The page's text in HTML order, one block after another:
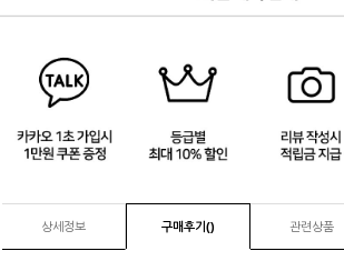
상세정보 구매후기() 관련상품